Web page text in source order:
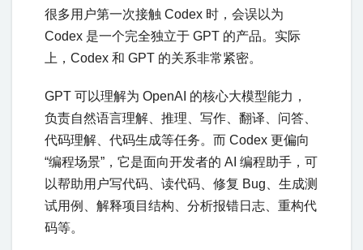
很多用户第一次接触 Codex 时，会误以为
Codex 是一个完全独立于 GPT 的产品。实际
上，Codex 和 GPT 的关系非常紧密。
GPT 可以理解为 OpenAI 的核心大模型能力，
负责自然语言理解、推理、写作、翻译、问答、
代码理解、代码生成等任务。而 Codex 更偏向
“编程场景”，它是面向开发者的 AI 编程助手，可
以帮助用户写代码、读代码、修复 Bug、生成测
试用例、解释项目结构、分析报错日志、重构代
码等。